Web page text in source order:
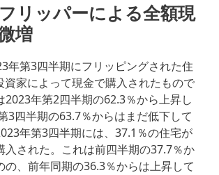
リッパーによる全額現
増
年第3四半期にフリッピングされた住
資家によって現金で購入されたもので
2023年第2四半期の62.3％から上昇し
3四半期の63.7％からはまだ低下して
年第3四半期には、37.1％の住宅が
入された。これは前四半期の37.7％か
の、前年同期の36.3％からは上昇して